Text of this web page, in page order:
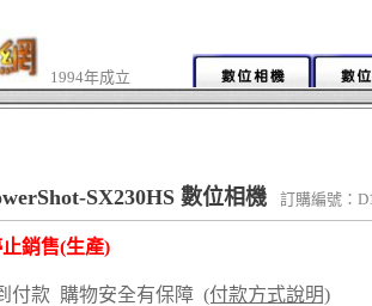
1994年成立
SX230HS 數位相機 訂購編號：
銷售(生產)
付款 購物安全有保障 (付款方式說明)